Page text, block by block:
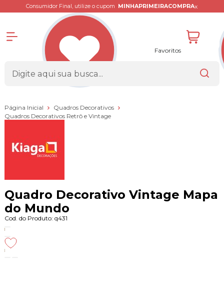
Consumidor Final, utilize o cupom MINHAPRIMEIRACOMPRAx
Favoritos
Página Inicial
Quadros Decorativos
Quadros Decorativos Retrô e Vintage
Quadro Decorativo Vintage Mapa
do Mundo
Cod. do Produto: q431